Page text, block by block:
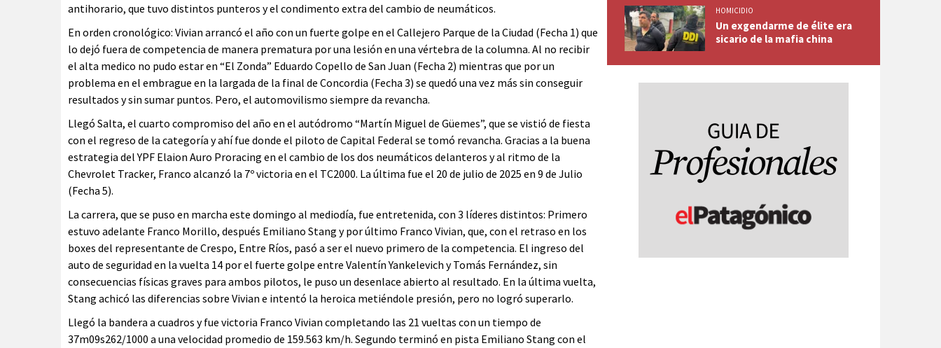
antihorario, que tuvo distintos punteros y el condimento extra del cambio de neumáticos.
En orden cronológico: Vivian arrancó el año con un fuerte golpe en el Callejero Parque de la Ciudad (Fecha 1) que
lo dejó fuera de competencia de manera prematura por una lesión en una vértebra de la columna. Al no recibir
el alta medico no pudo estar en “El Zonda” Eduardo Copello de San Juan (Fecha 2) mientras que por un
problema en el embrague en la largada de la final de Concordia (Fecha 3) se quedó una vez más sin conseguir
resultados y sin sumar puntos. Pero, el automovilismo siempre da revancha.
Llegó Salta, el cuarto compromiso del año en el autódromo “Martín Miguel de Güemes”, que se vistió de fiesta
con el regreso de la categoría y ahí fue donde el piloto de Capital Federal se tomó revancha. Gracias a la buena
estrategia del YPF Elaion Auro Proracing en el cambio de los dos neumáticos delanteros y al ritmo de la
Chevrolet Tracker, Franco alcanzó la 7º victoria en el TC2000. La última fue el 20 de julio de 2025 en 9 de Julio
(Fecha 5).
La carrera, que se puso en marcha este domingo al mediodía, fue entretenida, con 3 líderes distintos: Primero
estuvo adelante Franco Morillo, después Emiliano Stang y por último Franco Vivian, que, con el retraso en los
boxes del representante de Crespo, Entre Ríos, pasó a ser el nuevo primero de la competencia. El ingreso del
auto de seguridad en la vuelta 14 por el fuerte golpe entre Valentín Yankelevich y Tomás Fernández, sin
consecuencias físicas graves para ambos pilotos, le puso un desenlace abierto al resultado. En la última vuelta,
Stang achicó las diferencias sobre Vivian e intentó la heroica metiéndole presión, pero no logró superarlo.
Llegó la bandera a cuadros y fue victoria Franco Vivian completando las 21 vueltas con un tiempo de
37m09s262/1000 a una velocidad promedio de 159.563 km/h. Segundo terminó en pista Emiliano Stang con el
HOMICIDIO
Un exgendarme de élite era
sicario de la mafia china